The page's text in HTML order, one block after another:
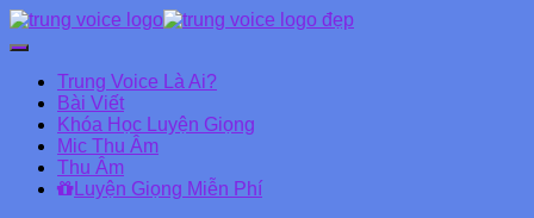
Chuyển
Danh
mục
chính
Trung Voice Là Ai?
Bài Viết
Khóa Học Luyện Giọng
Mic Thu Âm
Thu Âm
Luyện Giọng Miễn Phí